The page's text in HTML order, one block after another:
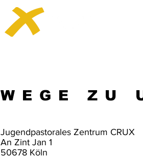
WEGE ZU
Jugendpastorales Zentrum CRUX
An Zint Jan 1
50678 Köln